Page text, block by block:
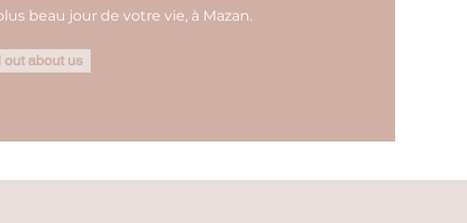
beau jour de votre vie, à Mazan.
out about us